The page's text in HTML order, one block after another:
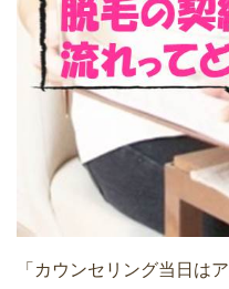
「カウンセリング当日は